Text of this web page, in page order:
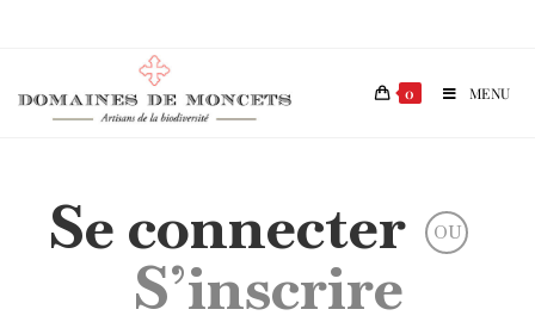
0 MENU
Se connecter OU
S’inscrire